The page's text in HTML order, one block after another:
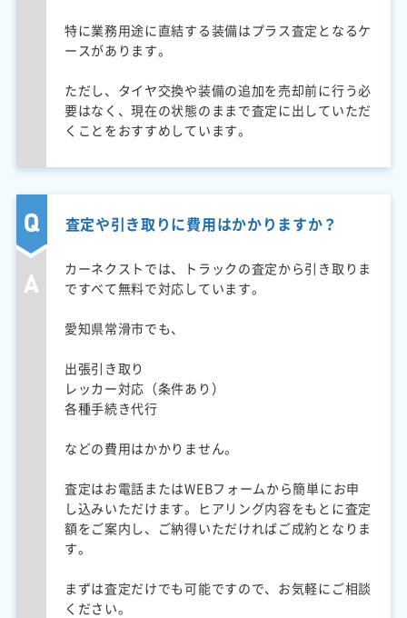
特に業務用途に直結する装備はプラス査定となるケ
ースがあります。
ただし、タイヤ交換や装備の追加を売却前に行う必
要はなく、現在の状態のままで査定に出していただ
くことをおすすめしています。
査定や引き取りに費用はかかりますか？
カーネクストでは、トラックの査定から引き取りま
ですべて無料で対応しています。
愛知県常滑市でも、
出張引き取り
レッカー対応（条件あり）
各種手続き代行
などの費用はかかりません。
査定はお電話またはWEBフォームから簡単にお申
し込みいただけます。ヒアリング内容をもとに査定
額をご案内し、ご納得いただければご成約となりま
す。
まずは査定だけでも可能ですので、お気軽にご相談
ください。